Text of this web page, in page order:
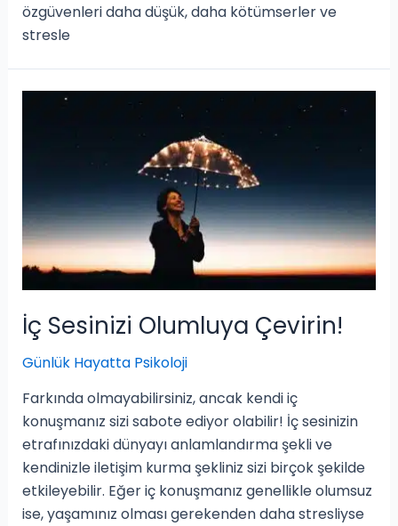
özgüvenleri daha düşük, daha kötümserler ve
stresle
İç Sesinizi Olumluya Çevirin!
Günlük Hayatta Psikoloji
Farkında olmayabilirsiniz, ancak kendi iç
konuşmanız sizi sabote ediyor olabilir! İç sesinizin
etrafınızdaki dünyayı anlamlandırma şekli ve
kendinizle iletişim kurma şekliniz sizi birçok şekilde
etkileyebilir. Eğer iç konuşmanız genellikle olumsuz
ise, yaşamınız olması gerekenden daha stresliyse